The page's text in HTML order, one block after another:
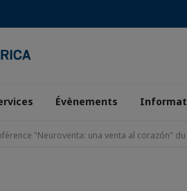
Évènements
"Neuroventa: una venta al corazón"